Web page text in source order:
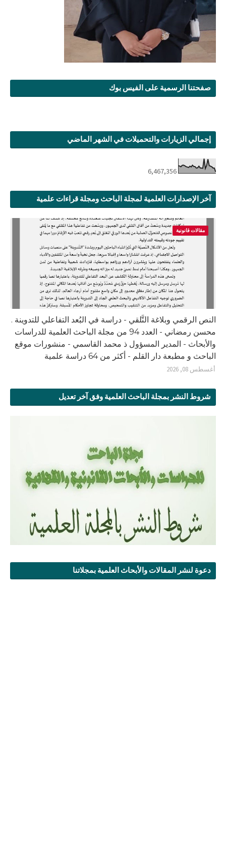
صفحتنا الرسمية على الفيس بوك
إجمالي الزيارات والتحميلات في الشهر الماضي
6,467,356
آخر الإصدارات العلمية لمجلة الباحث ومجلة قراءات علمية
مقالات قانونية
النص الرقمي وبلاغة التَّلقي - دراسة في البُعد التفاعلي للتدوينة .
محسن رمضاني - العدد 94 من مجلة الباحث العلمية للدراسات
والأبحاث - المدير المسؤول ذ محمد القاسمي - منشورات موقع
الباحث و مطبعة دار القلم - أكثر من 64 دراسة علمية
أغسطس 08, 2026
شروط النشر بمجلة الباحث العلمية وفق آخر تعديل
دعوة لنشر المقالات والأبحاث العلمية بمجلاتنا